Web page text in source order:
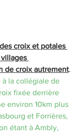
croix et potales
de croix autrement.
la collégiale de
fixée derrière
environ 10km plus
et Forrières,
étant à Ambly,